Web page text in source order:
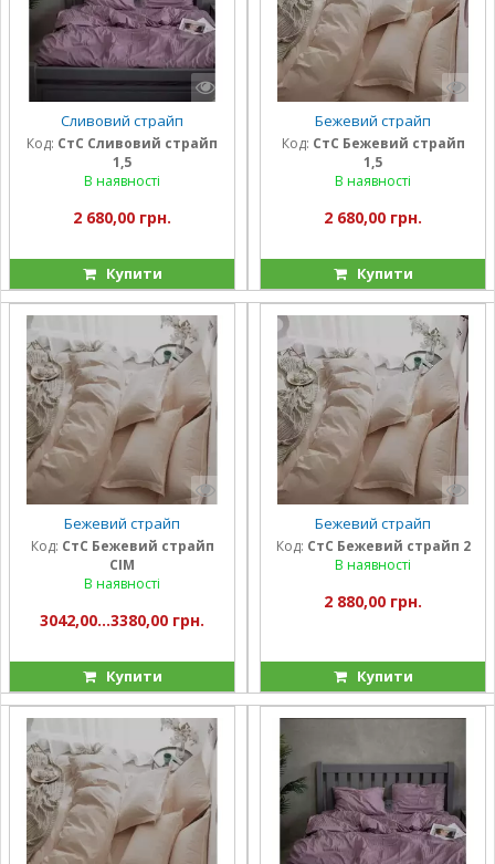
Сливовий страйп
Код: СтС Сливовий страйп
1,5
В наявності
2 680,00 грн.
Купити
Бежевий страйп
Код: СтС Бежевий страйп
1,5
В наявності
2 680,00 грн.
Купити
Бежевий страйп
Код: СтС Бежевий страйп
СІМ
В наявності
3042,00...3380,00 грн.
Купити
Бежевий страйп
Код: СтС Бежевий страйп 2
В наявності
2 880,00 грн.
Купити